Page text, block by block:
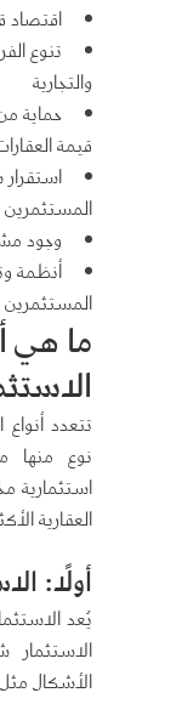
اقتصاد
تنوع
والتجارية
حماية
قيمة
المستثمرين
وجود
أنظمة
المستثمرين
ما هي
تتعدد
نوع منها
استثمارية
العقارية
أولًا:
يُعد
الأشكال